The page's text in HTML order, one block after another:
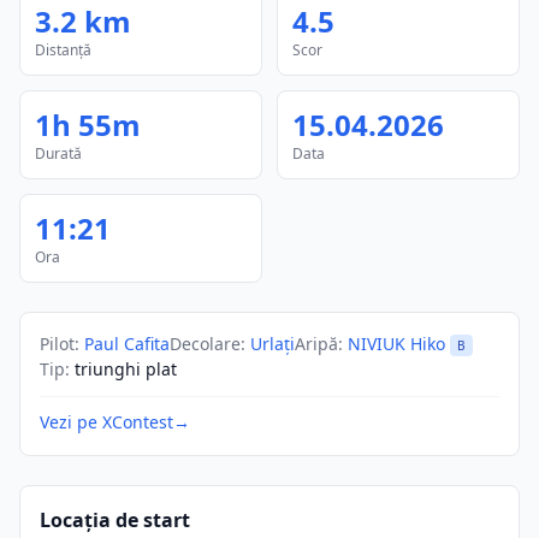
3.2 km
Distanță
4.5
Scor
1h 55m
Durată
15.04.2026
Data
11:21
Ora
Pilot: Paul CafitaDecolare: UrlațiAripă: NIVIUK Hiko B
Tip: triunghi plat
Vezi pe XContest→
Locația de start